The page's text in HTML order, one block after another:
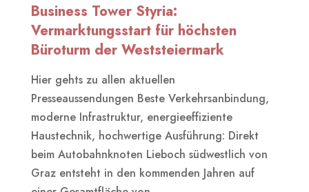
Business Tower Styria:
Vermarktungsstart für höchsten
Büroturm der Weststeiermark
Hier gehts zu allen aktuellen
Presseaussendungen Beste Verkehrsanbindung,
moderne Infrastruktur, energieeffiziente
Haustechnik, hochwertige Ausführung: Direkt
beim Autobahnknoten Lieboch südwestlich von
Graz entsteht in den kommenden Jahren auf